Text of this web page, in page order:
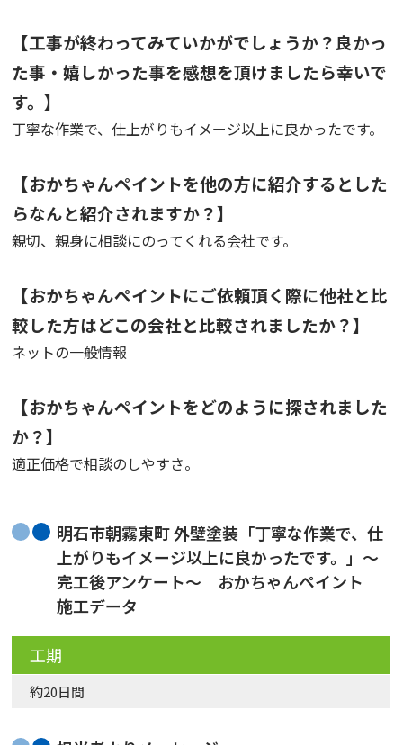
【工事が終わってみていかがでしょうか？良かっ
た事・嬉しかった事を感想を頂けましたら幸いで
す。】
丁寧な作業で、仕上がりもイメージ以上に良かったです。
【おかちゃんペイントを他の方に紹介するとした
らなんと紹介されますか？】
親切、親身に相談にのってくれる会社です。
【おかちゃんペイントにご依頼頂く際に他社と比
較した方はどこの会社と比較されましたか？】
ネットの一般情報
【おかちゃんペイントをどのように探されました
か？】
適正価格で相談のしやすさ。
明石市朝霧東町 外壁塗装「丁寧な作業で、仕
上がりもイメージ以上に良かったです。」〜
完工後アンケート〜 おかちゃんペイント
施工データ
工期
約20日間